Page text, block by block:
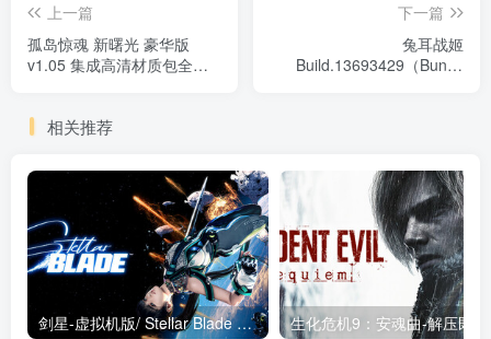
上一篇
孤岛惊魂 新曙光 豪华版
v1.05 集成高清材质包全
下一篇
兔耳战姬
Build.13693429（Bunny
相关推荐
剑星-虚拟机版/ Stellar Blade v1.4.1|Build.19963153 终极版新补丁 送修改器 免安装中文版